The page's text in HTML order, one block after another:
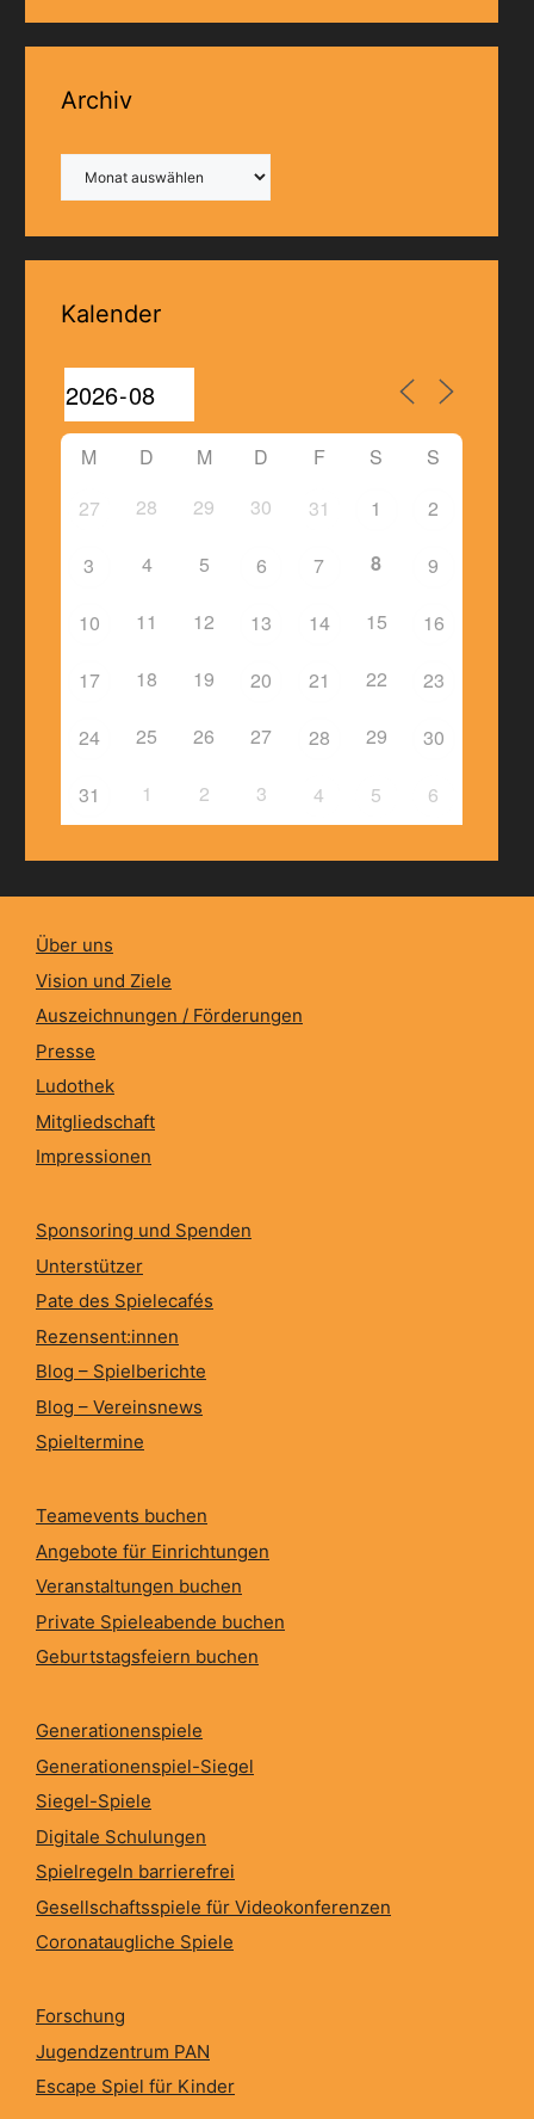
Archiv
Kalender
M D M D F S
S
27
28 29 30 31 1 2
3 4 5 6 7 8 9
10 11 12 13 14 15 16
17 18 19 20 21 22 23
24 25 26 27 28 29 30
31 1 2 3 4 5 6
Über uns
Vision und Ziele
Auszeichnungen / Förderungen
Presse
Ludothek
Mitgliedschaft
Impressionen
Sponsoring und Spenden
Unterstützer
Pate des Spielecafés
Rezensent:innen
Blog – Spielberichte
Blog – Vereinsnews
Spieltermine
Teamevents buchen
Angebote für Einrichtungen
Veranstaltungen buchen
Private Spieleabende buchen
Geburtstagsfeiern buchen
Generationenspiele
Generationenspiel-Siegel
Siegel-Spiele
Digitale Schulungen
Spielregeln barrierefrei
Gesellschaftsspiele für Videokonferenzen
Coronataugliche Spiele
Forschung
Jugendzentrum PAN
Escape Spiel für Kinder